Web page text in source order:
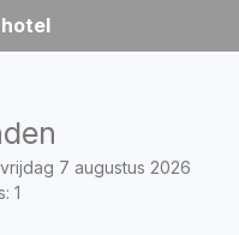
7 augustus 2026
1